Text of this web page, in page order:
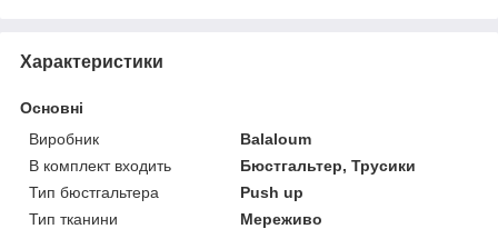
Характеристики
Основні
Виробник
Balaloum
В комплект входить
Бюстгальтер, Трусики
Тип бюстгальтера
Push up
Тип тканини
Мереживо